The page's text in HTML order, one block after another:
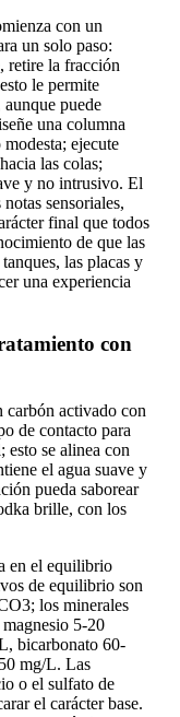
con un
un solo paso:
retire la fracción
le permite
aunque puede
una columna
ejecute
las colas;
y no intrusivo. El
sensoriales,
final que todos
de que las
las placas y
una experiencia
con
activado con
de contacto para
se alinea con
el agua suave y
pueda saborear
brille, con los
en el equilibrio
de equilibrio son
los minerales
5-20
bicarbonato 60-
mg/L. Las
o el sulfato de
el carácter base.